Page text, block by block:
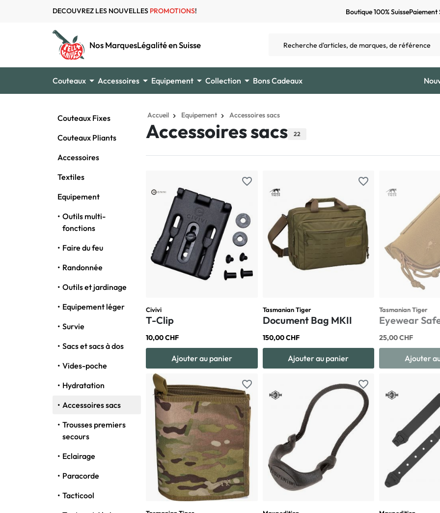
DECOUVREZ LES NOUVELLES PROMOTIONS! Boutique 100% SuissePaiement
Nos MarquesLégalité en Suisse
Couteaux  Accessoires  Equipement  Collection  Bons Cadeaux
Couteaux Fixes
Couteaux Pliants
Accessoires
Textiles
Equipement
Outils multi-
fonctions
Faire du feu
Randonnée
Outils et jardinage
Equipement léger
Survie
Sacs et sacs à dos
Vides-poche
Hydratation
Accessoires sacs
Trousses premiers
secours
Eclairage
Paracorde
Tacticool
Accueil Equipement Accessoires sacs
Accessoires sacs 22
favorite_border
Civivi
T-Clip
10,00 CHF
Ajouter au panier
favorite_border
Tasmanian Tiger
Document Bag MKII
150,00 CHF
Ajouter au panier
Tasmanian Tiger
Eyewear
25,00 CHF
Ajouter
favorite_border favorite_border